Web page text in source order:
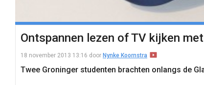
Ontspannen lezen of TV kijken
18 november 2013 13:16 door Nynke Koornstra
Twee Groninger studenten brachten onlangs de